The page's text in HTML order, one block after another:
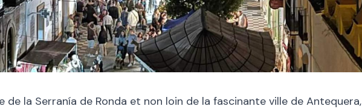
de la Serraní­a de Ronda et non loin de la fascinante ville de Antequera,